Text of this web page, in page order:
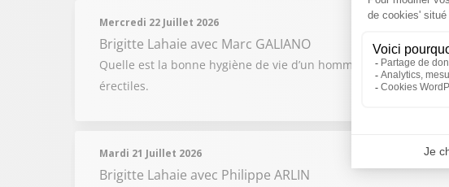
Mercredi 22 Juillet 2026
Brigitte Lahaie avec Marc GALIANO
Quelle est la bonne hygiène de vie d’un homme pour rester
érectiles.
Mardi 21 Juillet 2026
Brigitte Lahaie avec Philippe ARLIN